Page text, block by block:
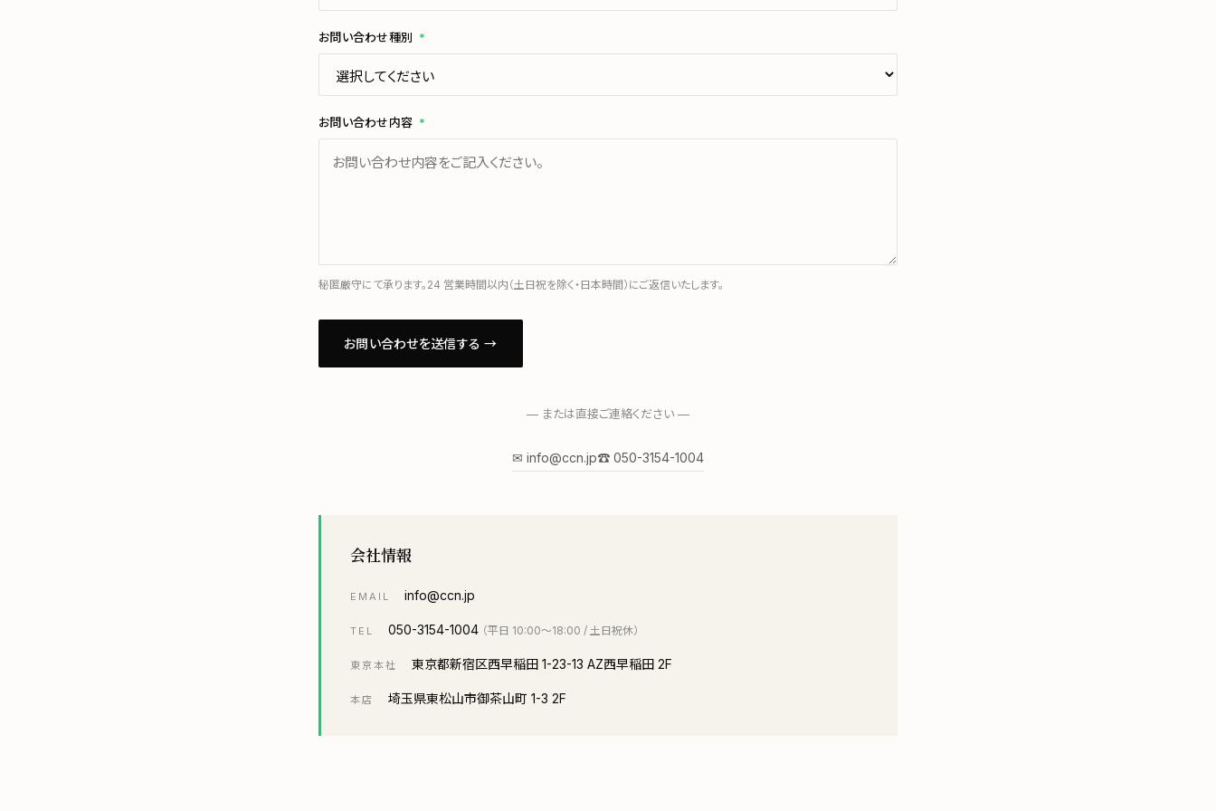
お問い合わせ種別 *
お問い合わせ内容 *
秘匿厳守にて承ります。24 営業時間以内（土日祝を除く・日本時間）にご返信いたします。
お問い合わせを送信する →
— または直接ご連絡ください —
✉ info@ccn.jp☎ 050-3154-1004
会社情報
EMAIL info@ccn.jp
TEL 050-3154-1004 （平日 10:00〜18:00 / 土日祝休）
東京本社 東京都新宿区西早稲田 1-23-13 AZ西早稲田 2F
本店 埼玉県東松山市御茶山町 1-3 2F